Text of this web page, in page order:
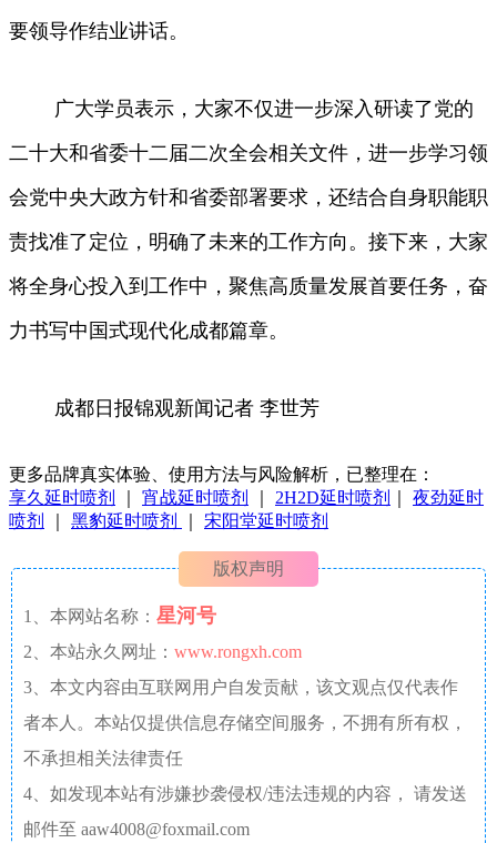
要领导作结业讲话。
广大学员表示，大家不仅进一步深入研读了党的
二十大和省委十二届二次全会相关文件，进一步学习领
会党中央大政方针和省委部署要求，还结合自身职能职
责找准了定位，明确了未来的工作方向。接下来，大家
将全身心投入到工作中，聚焦高质量发展首要任务，奋
力书写中国式现代化成都篇章。
成都日报锦观新闻记者 李世芳
更多品牌真实体验、使用方法与风险解析，已整理在：
享久延时喷剂
宵战延时喷剂 2H2D延时喷剂
夜劲延时
喷剂
黑豹延时喷剂 宋阳堂延时喷剂
版权声明
1、本网站名称： 星河号
2、本站永久网址： www.rongxh.com
3、本文内容由互联网用户自发贡献，该文观点仅代表作
者本人。本站仅提供信息存储空间服务，不拥有所有权，
不承担相关法律责任
4、如发现本站有涉嫌抄袭侵权/违法违规的内容， 请发送
邮件至 aaw4008@foxmail.com